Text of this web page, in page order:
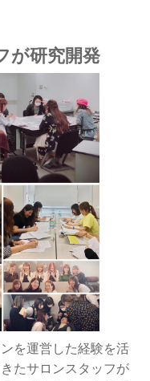
が研究開発
を運営した経験を活
たサロンスタッフが